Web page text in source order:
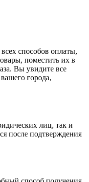
способов оплаты,
поместить их в
Вы увидите все
города,
лиц, так и
после подтверждения